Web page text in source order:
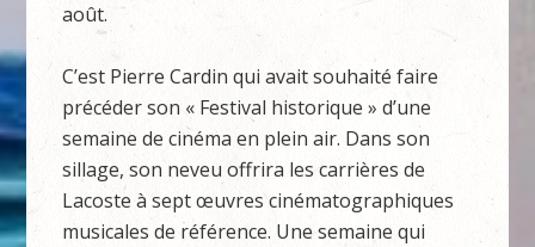
août.
C’est Pierre Cardin qui avait souhaité faire
précéder son « Festival historique » d’une
semaine de cinéma en plein air. Dans son
sillage, son neveu offrira les carrières de
Lacoste à sept œuvres cinématographiques
musicales de référence. Une semaine qui